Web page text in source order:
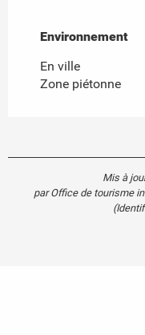
Environnement
Environnement
En ville
Zone piétonne
Mis à
par Office de tourisme